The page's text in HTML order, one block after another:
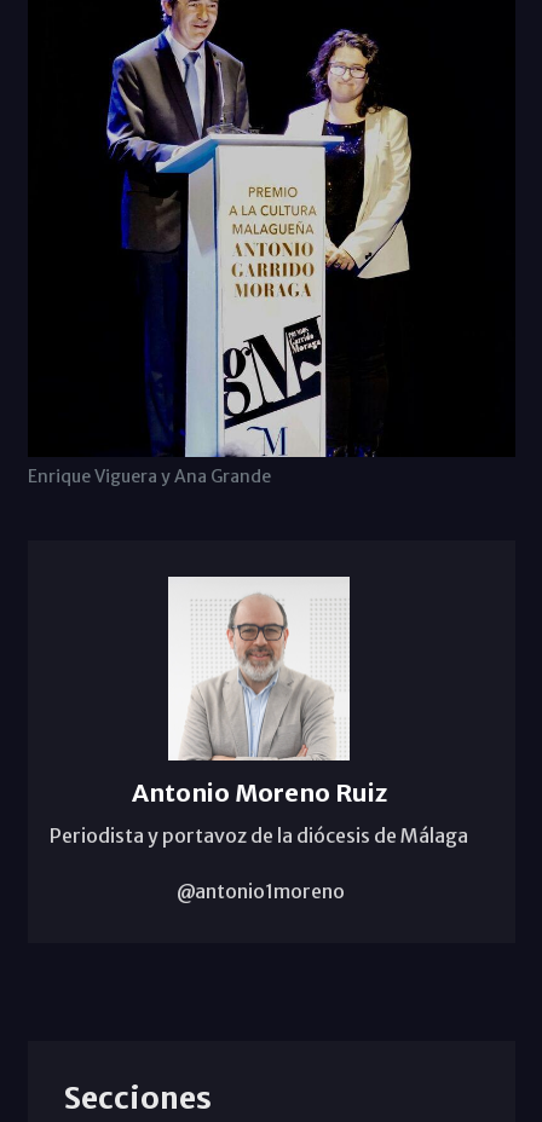
Enrique Viguera y Ana Grande
Antonio Moreno Ruiz
Periodista y portavoz de la diócesis de Málaga
@antonio1moreno
Secciones